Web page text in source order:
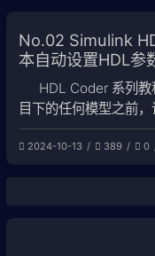
No.02 Simulink
本自动设置HDL参
HDL Coder 系列
目下的任何模型之前
本。 在使用MATLAB
Toolbox的时候，每次
成的参数，默认生成
2024-10-13 389 0